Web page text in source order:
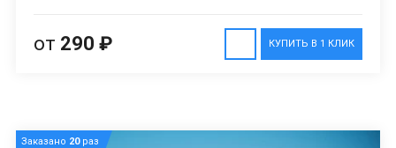
КУПИТЬ В 1 КЛИК
от 290 ₽
Заказано 20раз